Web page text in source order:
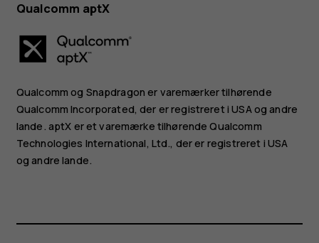
Qualcomm aptX
Qualcomm og Snapdragon er varemærker tilhørende
Qualcomm Incorporated, der er registreret i USA og andre
lande. aptX er et varemærke tilhørende Qualcomm
Technologies International, Ltd., der er registreret i USA
og andre lande.